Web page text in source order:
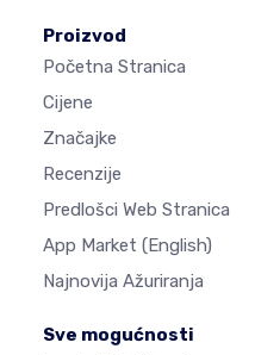
Proizvod
Početna Stranica
Cijene
Značajke
Recenzije
Predlošci Web Stranica
App Market (English)
Najnovija Ažuriranja
Sve mogućnosti